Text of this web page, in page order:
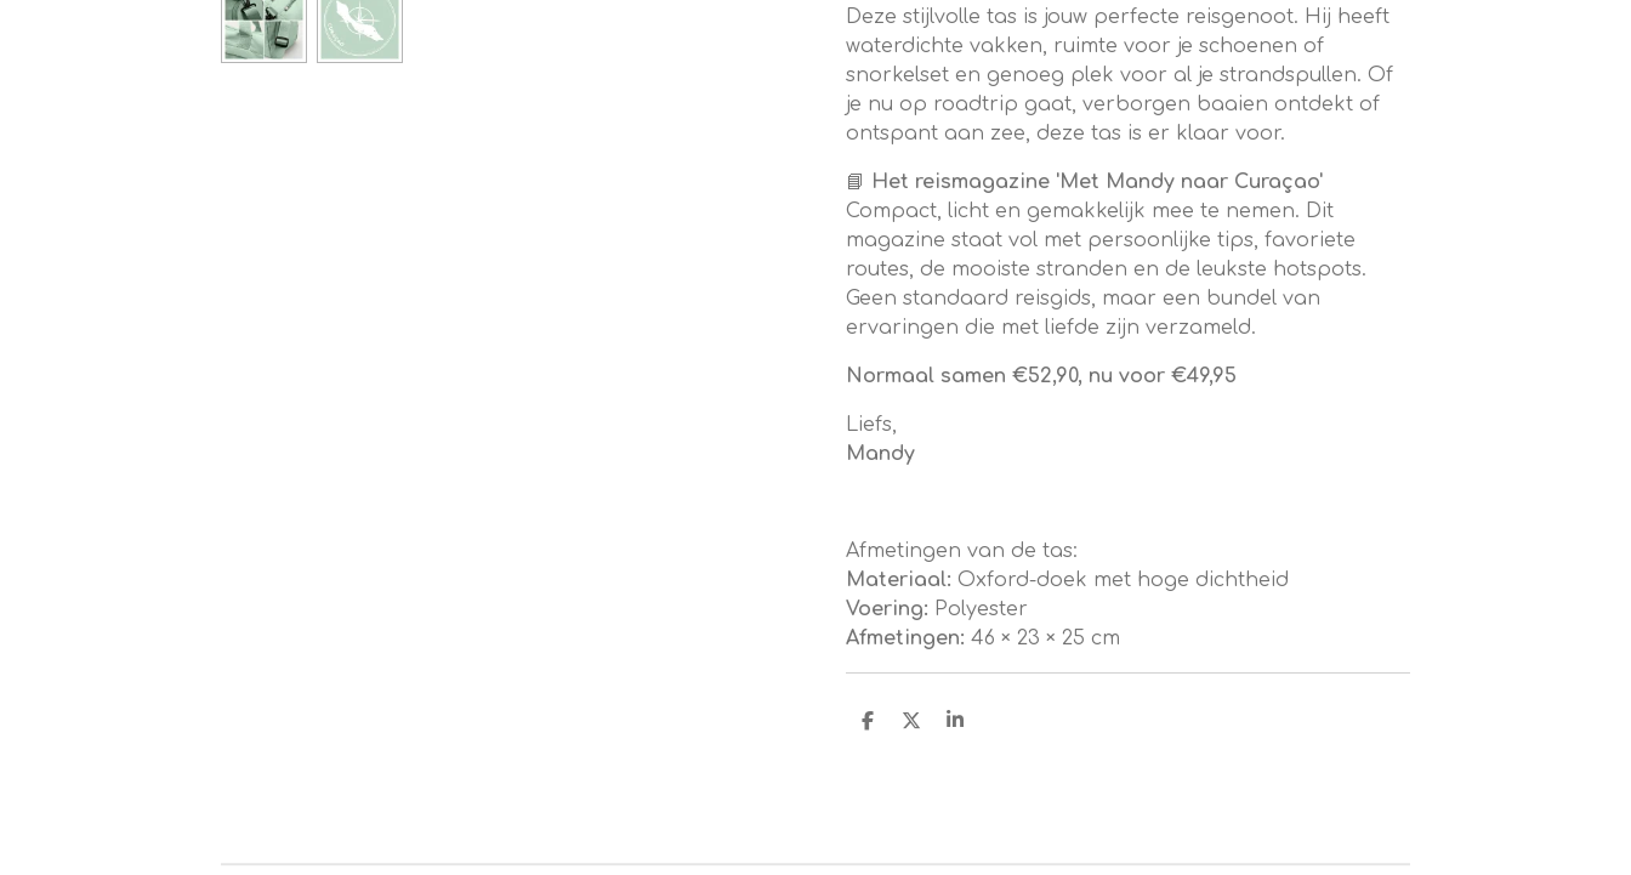
Deze stijlvolle tas is jouw perfecte reisgenoot. Hij heeft
waterdichte vakken, ruimte voor je schoenen of
snorkelset en genoeg plek voor al je strandspullen. Of
je nu op roadtrip gaat, verborgen baaien ontdekt of
ontspant aan zee, deze tas is er klaar voor.
📘 Het reismagazine 'Met Mandy naar Curaçao'
Compact, licht en gemakkelijk mee te nemen. Dit
magazine staat vol met persoonlijke tips, favoriete
routes, de mooiste stranden en de leukste hotspots.
Geen standaard reisgids, maar een bundel van
ervaringen die met liefde zijn verzameld.
Normaal samen €52,90, nu voor €49,95
Liefs,
Mandy
Afmetingen van de tas:
Materiaal: Oxford-doek met hoge dichtheid
Voering: Polyester
Afmetingen: 46 × 23 × 25 cm
D
D
S